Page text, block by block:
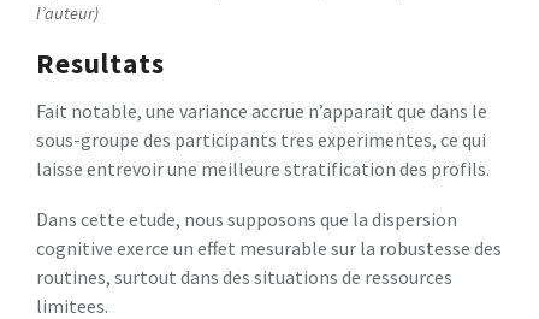
l’auteur)
Resultats
Fait notable, une variance accrue n’apparait que dans le
sous-groupe des participants tres experimentes, ce qui
laisse entrevoir une meilleure stratification des profils.
Dans cette etude, nous supposons que la dispersion
cognitive exerce un effet mesurable sur la robustesse des
routines, surtout dans des situations de ressources
limitees.